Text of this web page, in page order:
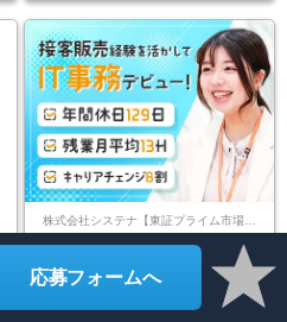
応募フォームへ
株式会社システナ【東証プライム市場上場企業】
ITサポート事務／キャリアチェン
ジ8割／接客・販売経験が活きる
／年休129日／残業少／チーム制
／リモート有